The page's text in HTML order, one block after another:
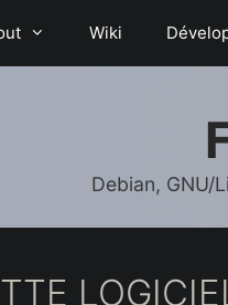
Wiki
Debian, GNU/